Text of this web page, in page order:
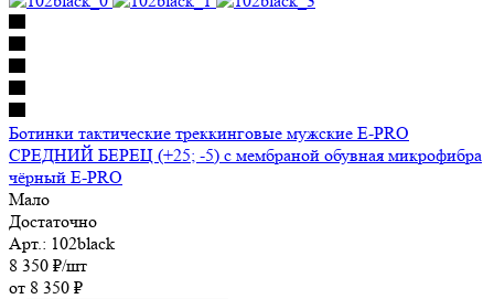
Ботинки тактические треккинговые мужские E-PRO
СРЕДНИЙ БЕРЕЦ (+25; -5) с мембраной обувная микрофибра
чёрный E-PRO
Мало
Достаточно
Арт.: 102black
8 350 ₽/шт
от 8 350 ₽